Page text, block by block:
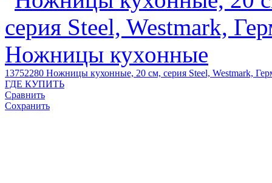
13752280 Ножницы кухонные, 20 см, серия Steel, Westmark,
ГДЕ КУПИТЬ
Сравнить
Сохранить